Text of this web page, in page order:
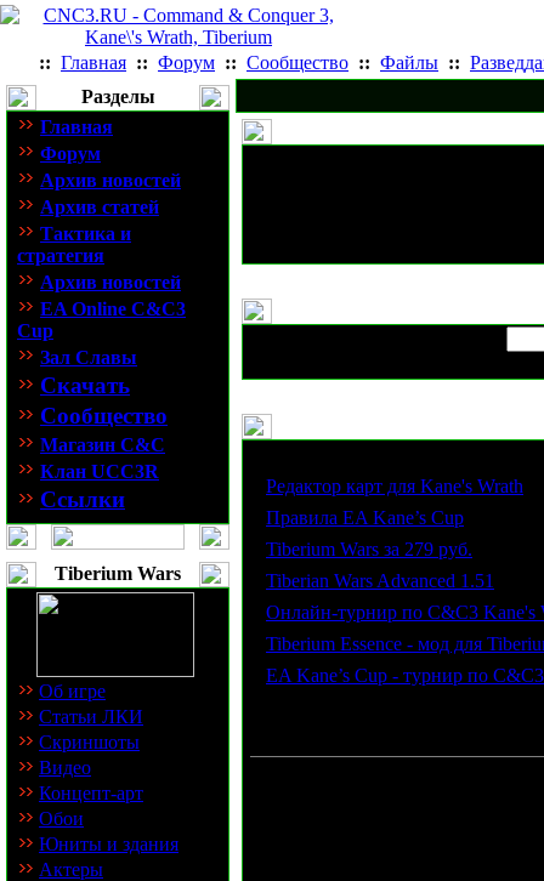
:: Главная :: Форум :: Сообщество :: Файлы ::
Разделы
Главная
Форум
Архив новостей
Архив статей
Тактика и
стратегия
Архив новостей
EA Online C&C3
Cup
Зал Славы
Скачать
Сообщество
Магазин C&C
Клан UCC3R
Ссылки
Tiberium Wars
Об игре
Статьи ЛКИ
Скриншоты
Видео
Концепт-арт
Обои
Юниты и здания
Актеры
Редактор карт для Kane's Wrath
Правила EA Kane’s Cup
Tiberium Wars за 279 руб.
Tiberian Wars Advanced 1.51
Онлайн-турнир по C&C3 Kane's
Tiberium Essence - мод для
EA Kane’s Cup - турнир по